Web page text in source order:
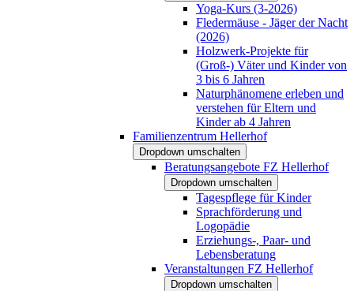
Yoga-Kurs (3-2026)
Fledermäuse - Jäger der Nacht
(2026)
Holzwerk-Projekte für
(Groß-) Väter und Kinder von
3 bis 6 Jahren
Naturphänomene erleben und
verstehen für Eltern und
Kinder ab 4 Jahren
Familienzentrum Hellerhof
Dropdown umschalten
Beratungsangebote FZ Hellerhof
Dropdown umschalten
Tagespflege für Kinder
Sprachförderung und
Logopädie
Erziehungs-, Paar- und
Lebensberatung
Veranstaltungen FZ Hellerhof
Dropdown umschalten